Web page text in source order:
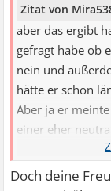
Zitat von
aber das ergibt
gefragt habe ob
nein und
hätte er schon
Aber ja er
einer eher
befinden weil
eine
Doch deine